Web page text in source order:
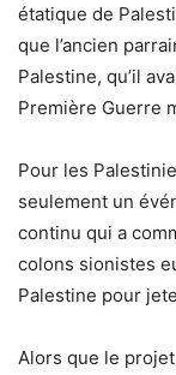
étatique de
que l’ancien
Palestine, qu’il
Première Guerre
Pour les
seulement un
continu qui a
colons sionistes
Palestine pour
Alors que le